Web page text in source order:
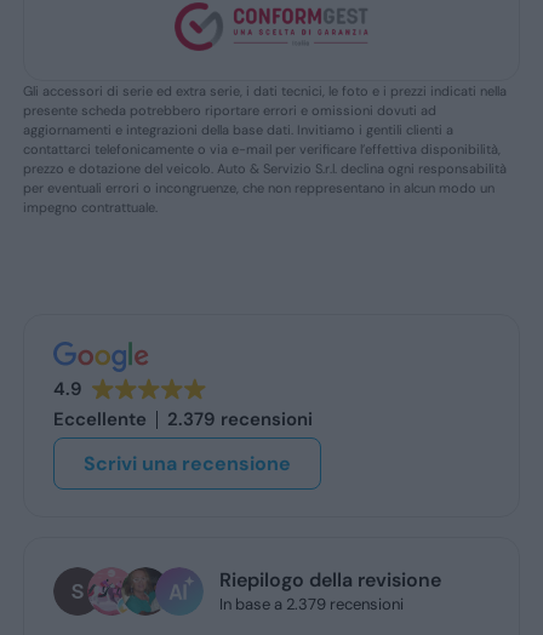
Gli accessori di serie ed extra serie, i dati tecnici, le foto e i prezzi indicati nella
presente scheda potrebbero riportare errori e omissioni dovuti ad
aggiornamenti e integrazioni della base dati. Invitiamo i gentili clienti a
contattarci telefonicamente o via e-mail per verificare l’effettiva disponibilità,
prezzo e dotazione del veicolo. Auto & Servizio S.r.l. declina ogni responsabilità
per eventuali errori o incongruenze, che non reppresentano in alcun modo un
impegno contrattuale.
4.9
Eccellente
2.379 recensioni
Scrivi una recensione
della revisione
2.379 recensioni
stefano de
oggi